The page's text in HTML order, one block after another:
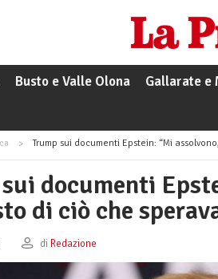
Busto e Valle Olona Gallarate e
Trump sui documenti Epstein: “Mi assolvono,
documenti
di ciò che
di Redazione